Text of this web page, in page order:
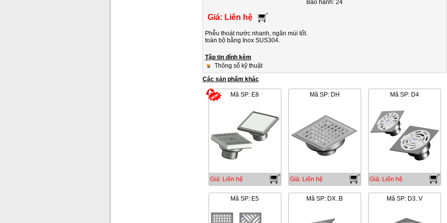
Bảo hành: 24
Giá: Liên hệ
Phễu thoát nước nhanh, ngăn mùi tốt.
toàn bộ bằng Inox SUS304.
Tập tin đính kèm
Thông số kỹ thuật
Các sản phẩm khác
Mã SP: E8
Giá: Liên hệ
Mã SP: DH
Giá: Liên hệ
Mã SP: D4
Giá: Liên hệ
Mã SP: E5 Mã SP: DX..B Mã SP: D3..V